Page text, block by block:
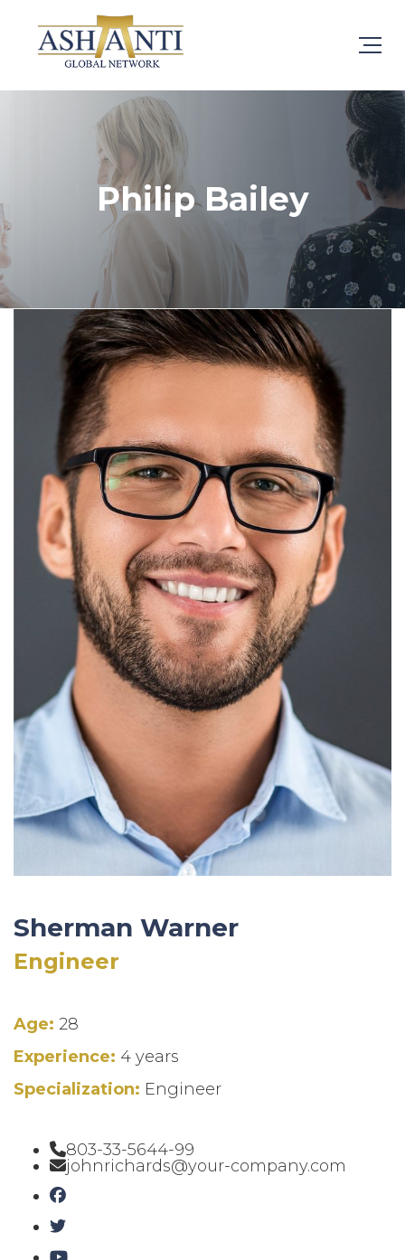
Philip Bailey
Sherman Warner
Engineer
Age: 28
Experience: 4 years
Specialization: Engineer
803-33-5644-99
johnrichards@your-company.com